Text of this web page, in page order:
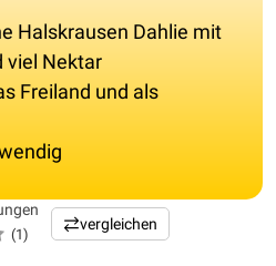
Halskrausen Dahlie mit
viel Nektar
Freiland und als
(1)
vergleichen